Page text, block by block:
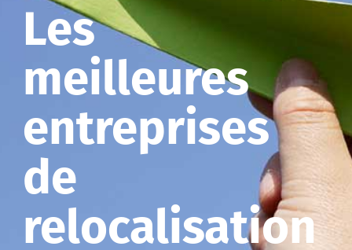
Les
meilleures
entreprises
de
relocalisation